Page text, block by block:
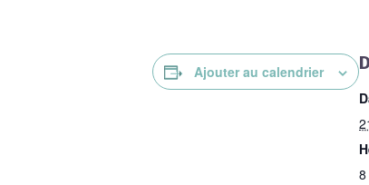
Ajouter au calendrier